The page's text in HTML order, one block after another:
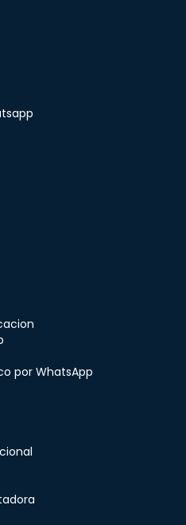
por WhatsApp